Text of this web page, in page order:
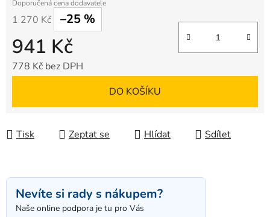
1 270 Kč –25 %
941 Kč
778 Kč bez DPH
DO KOŠÍKU
Tisk Zeptat se Hlídat Sdílet
Nevíte si rady s nákupem?
Naše online podpora je tu pro Vás